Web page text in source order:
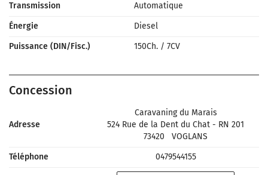
Transmission
Automatique
Énergie
Diesel
Puissance (DIN/Fisc.)
150Ch. / 7CV
Concession
Adresse
Caravaning du Marais
524 Rue de la Dent du Chat - RN 201
73420
VOGLANS
Téléphone
0479544155